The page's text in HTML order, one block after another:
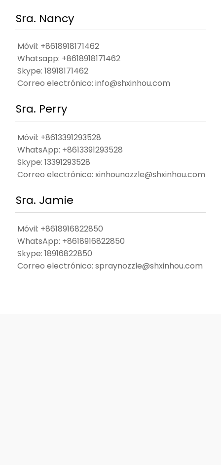
Sra. Nancy
Móvil: +8618918171462
Whatsapp: +8618918171462
Skype: 18918171462
Correo electrónico: info@shxinhou.com
Sra. Perry
Móvil: +8613391293528
WhatsApp: +8613391293528
Skype: 13391293528
Correo electrónico: xinhounozzle@shxinhou.com
Sra. Jamie
Móvil: +8618916822850
WhatsApp: +8618916822850
Skype: 18916822850
Correo electrónico: spraynozzle@shxinhou.com